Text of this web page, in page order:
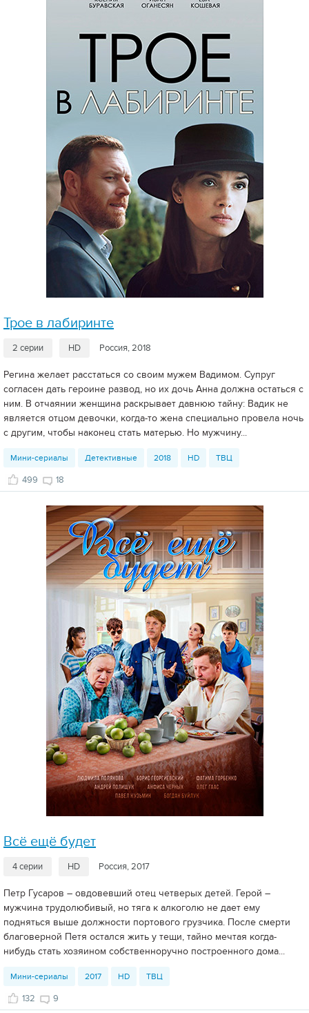
Трое в лабиринте
2 серии HD Россия, 2018
Регина желает расстаться со своим мужем Вадимом. Супруг
согласен дать героине развод, но их дочь Анна должна остаться с
ним. В отчаянии женщина раскрывает давнюю тайну: Вадик не
является отцом девочки, когда-то жена специально провела ночь
с другим, чтобы наконец стать матерью. Но мужчину...
Мини-сериалы Детективные 2018 HD ТВЦ
499 18
Всё ещё будет
4 серии HD Россия, 2017
Петр Гусаров – овдовевший отец четверых детей. Герой –
мужчина трудолюбивый, но тяга к алкоголю не дает ему
подняться выше должности портового грузчика. После смерти
благоверной Петя остался жить у тещи, тайно мечтая когда-
нибудь стать хозяином собственноручно построенного дома...
Мини-сериалы 2017 HD ТВЦ
132 9